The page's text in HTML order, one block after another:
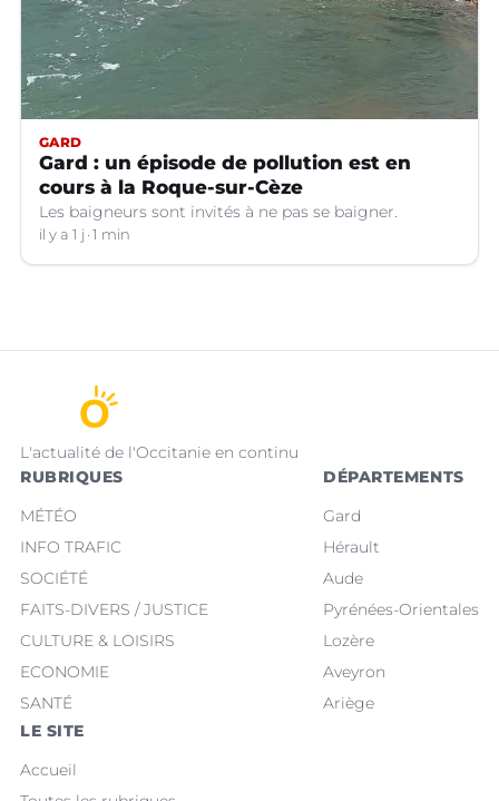
GARD
Gard : un épisode de pollution est en
cours à la Roque-sur-Cèze
Les baigneurs sont invités à ne pas se baigner.
il y a 1 j 1 min
L'actualité de l'Occitanie en continu
RUBRIQUES
MÉTÉO
INFO TRAFIC
SOCIÉTÉ
FAITS-DIVERS / JUSTICE
CULTURE & LOISIRS
ECONOMIE
SANTÉ
DÉPARTEMENTS
Gard
Hérault
Aude
Pyrénées-Orientales
Lozère
Aveyron
Ariège
LE SITE
Accueil